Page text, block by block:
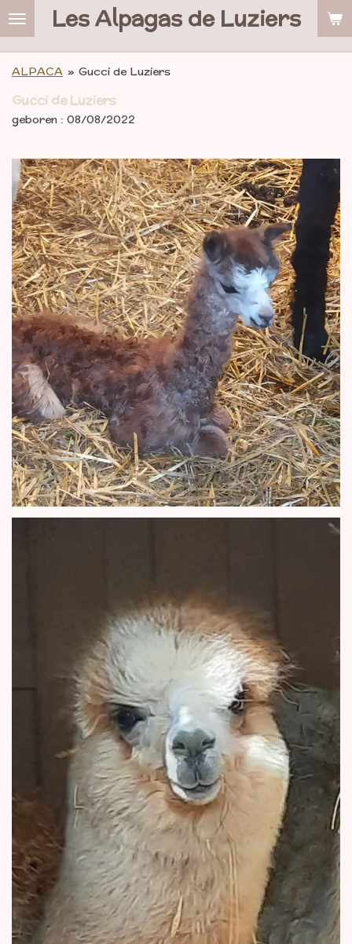
Ga
naar
de
Les Alpagas de Luziers
ALPACA » Gucci de Luziers
Gucci de Luziers
geboren : 08/08/2022